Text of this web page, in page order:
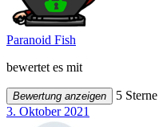
Paranoid Fish
bewertet es mit
Bewertung anzeigen
5 Sterne
3. Oktober 2021